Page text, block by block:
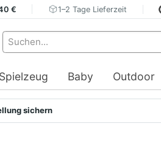
€ 1–2 Tage Lieferzeit
Spielzeug Baby Outdoor
sichern